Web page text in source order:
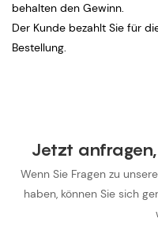
behalten den Gewinn.
Der Kunde bezahlt Sie für
Bestellung.
Jetzt
Wenn Sie Fragen zu
haben, können Sie sich